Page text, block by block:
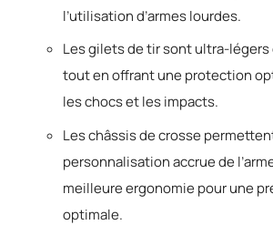
l’utilisation d’armes lourdes.
Les gilets de tir sont ultra-
tout en offrant une protection
les chocs et les impacts.
Les châssis de crosse
personnalisation accrue de
meilleure ergonomie pour une
optimale.